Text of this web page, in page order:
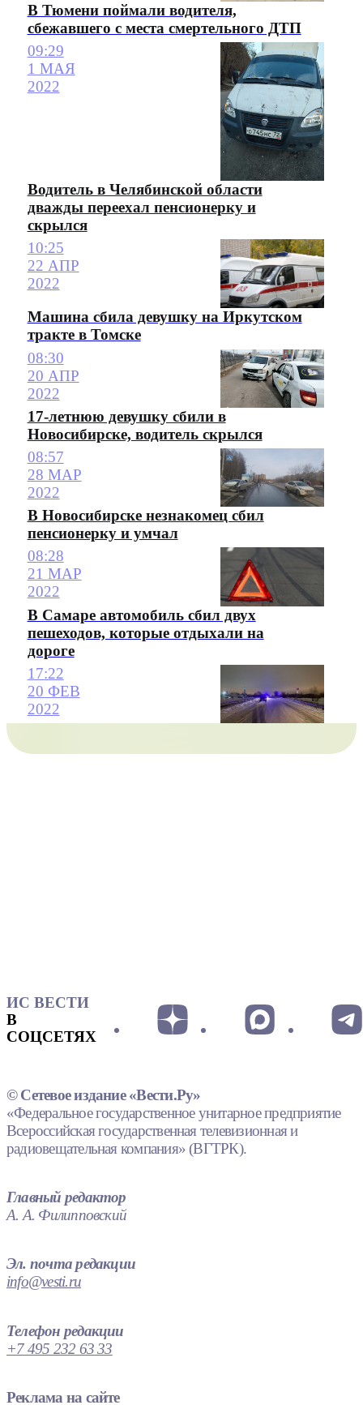
В Тюмени поймали водителя,
сбежавшего с места смертельного ДТП
09:29
1 МАЯ
2022
Водитель в Челябинской области
дважды переехал пенсионерку и
скрылся
10:25
22 АПР
2022
Машина сбила девушку на Иркутском
тракте в Томске
08:30
20 АПР
2022
17-летнюю девушку сбили в
Новосибирске, водитель скрылся
08:57
28 МАР
2022
В Новосибирске незнакомец сбил
пенсионерку и умчал
08:28
21 МАР
2022
В Самаре автомобиль сбил двух
пешеходов, которые отдыхали на
дороге
17:22
20 ФЕВ
2022
ИС ВЕСТИ
В
СОЦСЕТЯХ
© Сетевое издание «Вести.Ру»
«Федеральное государственное унитарное предприятие
Всероссийская государственная телевизионная и
радиовещательная компания» (ВГТРК).
Главный редактор
А. А. Филипповский
Эл. почта редакции
info@vesti.ru
Телефон редакции
+7 495 232 63 33
Реклама на сайте